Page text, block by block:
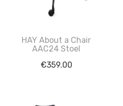
HAY About a Chair
AAC24 Stoel
€359.00